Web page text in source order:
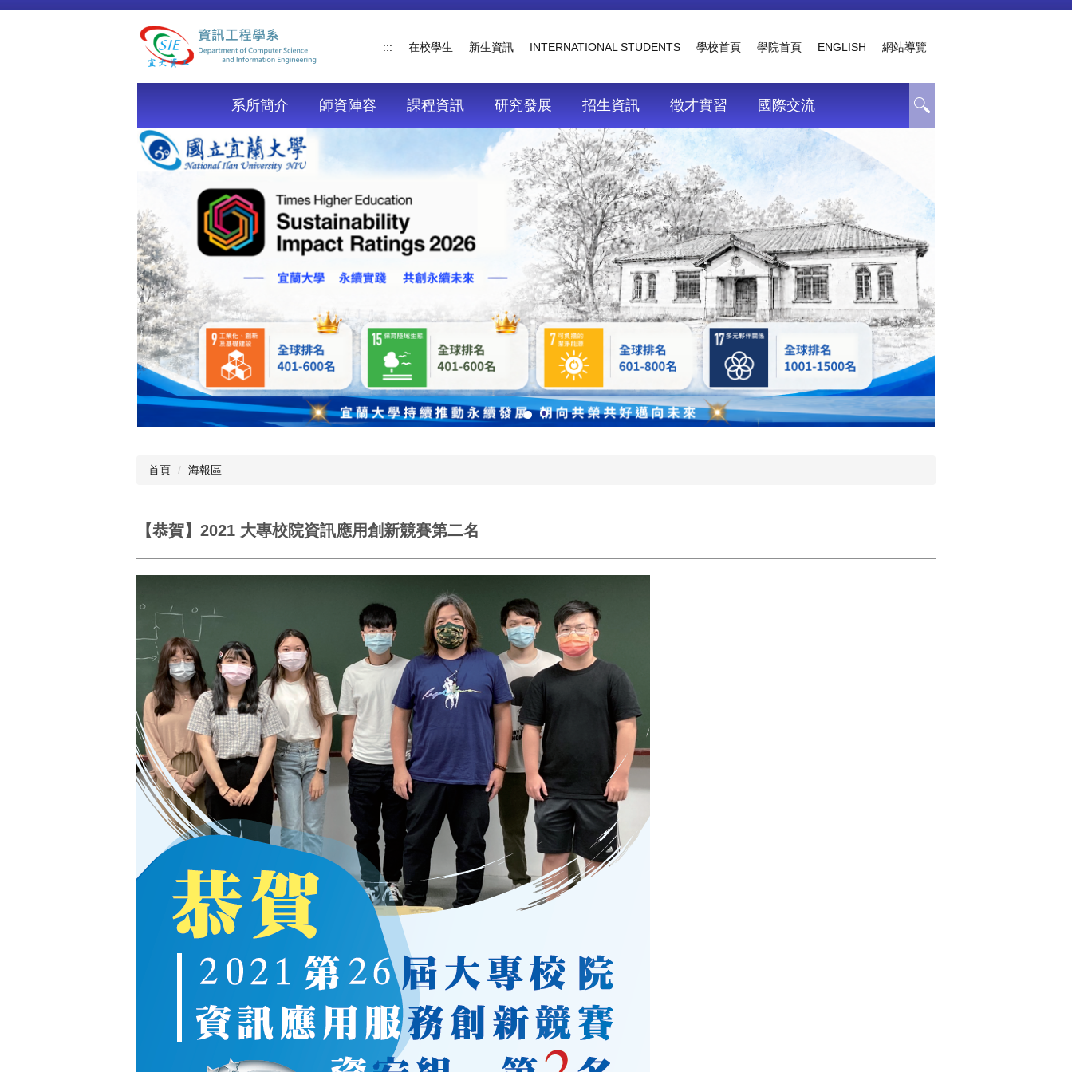
跳
::: 在校學生 新生資訊 INTERNATIONAL STUDENTS 學校首頁 學院首頁 ENGLISH 網站導覽
系所簡介 師資陣容 課程資訊 研究發展 招生資訊 徵才實習 國際交流
首頁 海報區
【恭賀】2021 大專校院資訊應用創新競賽第二名